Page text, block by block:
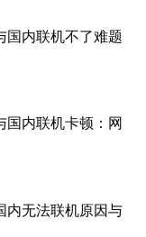
国内联机不了难题
国内联机卡顿：网
内无法联机原因与